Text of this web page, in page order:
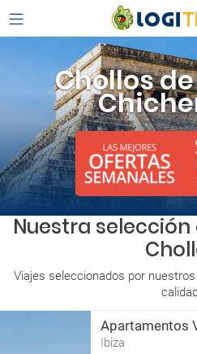
Chollos
Nuestra
Viajes seleccionados por
Apartamentos
Ibiza